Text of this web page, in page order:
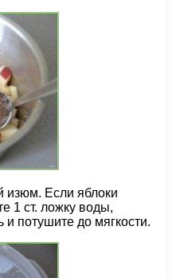
изюм. Если яблоки
1 ст. ложку воды,
и потушите до мягкости.